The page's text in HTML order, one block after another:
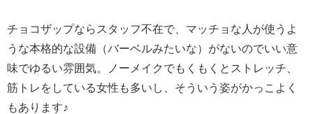
チョコザップならスタッフ不在で、マッチョな人が使うよ
うな本格的な設備（バーベルみたいな）がないのでいい意
味でゆるい雰囲気。ノーメイクでもくもくとストレッチ、
筋トレをしている女性も多いし、そういう姿がかっこよく
もあります♪